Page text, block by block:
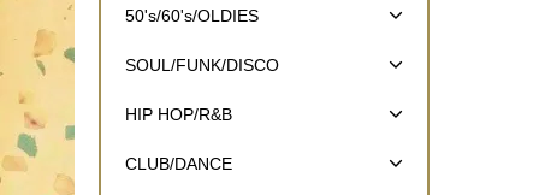
50's/60's/OLDIES
SOUL/FUNK/DISCO
HIP HOP/R&B
CLUB/DANCE